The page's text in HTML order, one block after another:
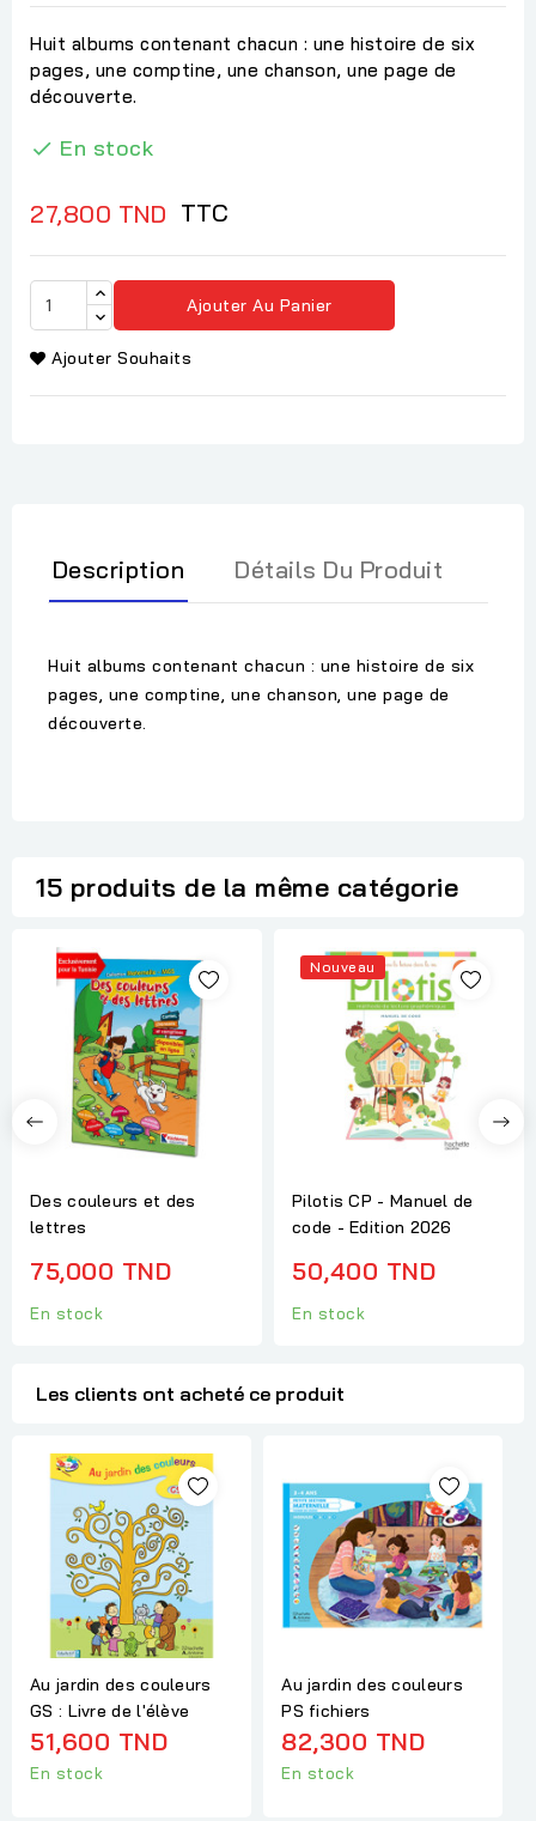
Huit albums contenant chacun : une histoire de six
pages, une comptine, une chanson, une page de
découverte.
 En stock
27,800 TND TTC
Ajouter Au Panier
Ajouter Souhaits
Description Détails Du Produit
Huit albums contenant chacun : une histoire de six
pages, une comptine, une chanson, une page de
découverte.
15 produits de la même catégorie
Des couleurs et des
lettres
75,000 TND
En stock
Nouveau
Pilotis CP - Manuel de
code - Edition 2026
50,400 TND
En stock
Les clients ont acheté ce produit
Au jardin des couleurs
GS : Livre de l'élève
51,600 TND
En stock
Au jardin des couleurs
PS fichiers
82,300 TND
En stock